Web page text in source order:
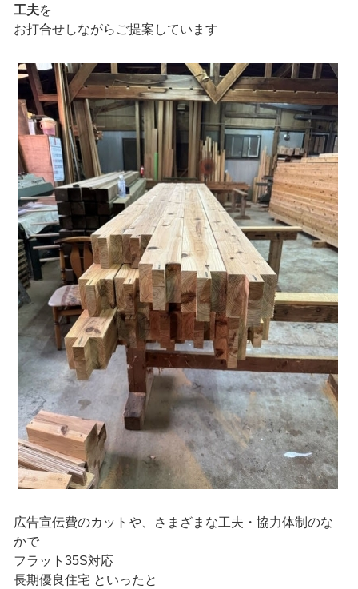
工夫を
お打合せしながらご提案しています
広告宣伝費のカットや、さまざまな工夫・協力体制のな
かで
フラット35S対応
長期優良住宅 といったと